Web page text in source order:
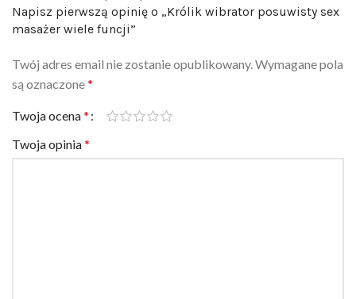
Napisz pierwszą opinię o „Królik wibrator posuwisty sex
masażer wiele funcji”
Twój adres email nie zostanie opublikowany. Wymagane pola
są oznaczone*
Twoja ocena*
Twoja opinia*